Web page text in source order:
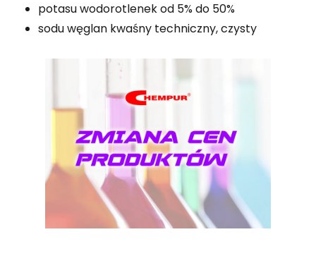
potasu wodorotlenek od 5% do 50%
sodu węglan kwaśny techniczny, czysty